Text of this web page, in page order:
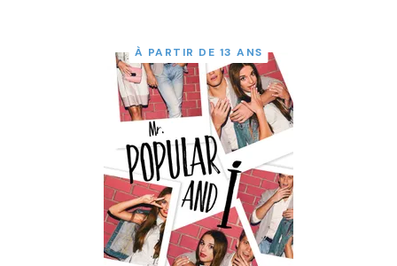
À PARTIR DE 13 ANS